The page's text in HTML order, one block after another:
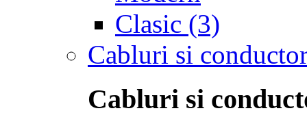
Clasic (3)
Cabluri si
Cabluri si